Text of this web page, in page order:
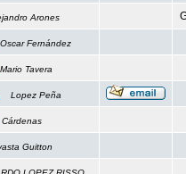
Arones
Oscar Fernández
Mario Tavera
Lopez Peña
Cárdenas
Guitton